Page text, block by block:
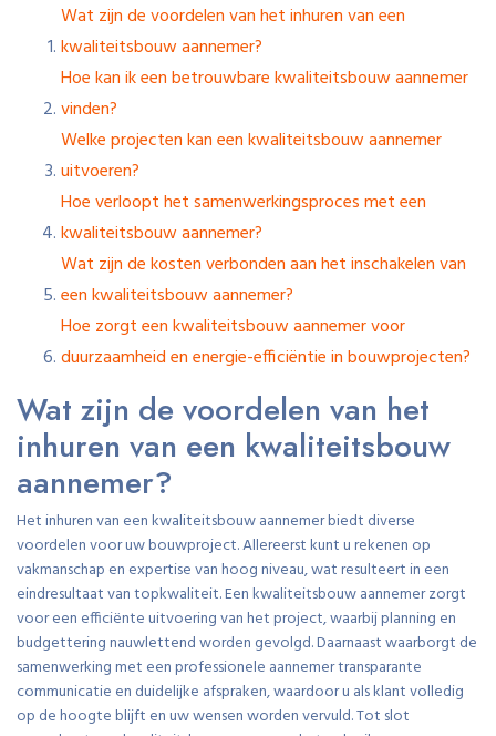
Wat zijn de voordelen van het inhuren van een
kwaliteitsbouw aannemer?
Hoe kan ik een betrouwbare kwaliteitsbouw aannemer
vinden?
Welke projecten kan een kwaliteitsbouw aannemer
uitvoeren?
Hoe verloopt het samenwerkingsproces met een
kwaliteitsbouw aannemer?
Wat zijn de kosten verbonden aan het inschakelen van
een kwaliteitsbouw aannemer?
Hoe zorgt een kwaliteitsbouw aannemer voor
duurzaamheid en energie-efficiëntie in bouwprojecten?
Wat zijn de voordelen van het
inhuren van een kwaliteitsbouw
aannemer?
Het inhuren van een kwaliteitsbouw aannemer biedt diverse
voordelen voor uw bouwproject. Allereerst kunt u rekenen op
vakmanschap en expertise van hoog niveau, wat resulteert in een
eindresultaat van topkwaliteit. Een kwaliteitsbouw aannemer zorgt
voor een efficiënte uitvoering van het project, waarbij planning en
budgettering nauwlettend worden gevolgd. Daarnaast waarborgt de
samenwerking met een professionele aannemer transparante
communicatie en duidelijke afspraken, waardoor u als klant volledig
op de hoogte blijft en uw wensen worden vervuld. Tot slot